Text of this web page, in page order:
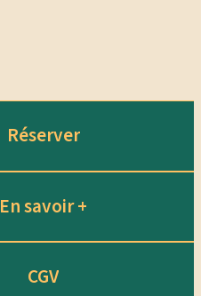
Réserver
En savoir +
CGV